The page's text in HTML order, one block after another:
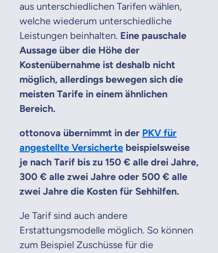
aus unterschiedlichen Tarifen wählen,
welche wiederum unterschiedliche
Leistungen beinhalten. Eine pauschale
Aussage über die Höhe der
Kostenübernahme ist deshalb nicht
möglich, allerdings bewegen sich die
meisten Tarife in einem ähnlichen
Bereich.
ottonova übernimmt in der PKV für
angestellte Versicherte beispielsweise
je nach Tarif bis zu 150 € alle drei Jahre,
300 € alle zwei Jahre oder 500 € alle
zwei Jahre die Kosten für Sehhilfen.
Je Tarif sind auch andere
Erstattungsmodelle möglich. So können
zum Beispiel Zuschüsse für die